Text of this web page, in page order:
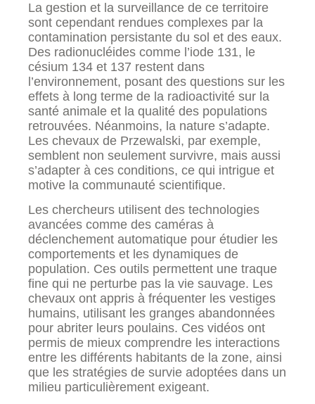
La gestion et la surveillance de ce territoire
sont cependant rendues complexes par la
contamination persistante du sol et des eaux.
Des radionucléides comme l’iode 131, le
césium 134 et 137 restent dans
l’environnement, posant des questions sur les
effets à long terme de la radioactivité sur la
santé animale et la qualité des populations
retrouvées. Néanmoins, la nature s’adapte.
Les chevaux de Przewalski, par exemple,
semblent non seulement survivre, mais aussi
s’adapter à ces conditions, ce qui intrigue et
motive la communauté scientifique.
Les chercheurs utilisent des technologies
avancées comme des caméras à
déclenchement automatique pour étudier les
comportements et les dynamiques de
population. Ces outils permettent une traque
fine qui ne perturbe pas la vie sauvage. Les
chevaux ont appris à fréquenter les vestiges
humains, utilisant les granges abandonnées
pour abriter leurs poulains. Ces vidéos ont
permis de mieux comprendre les interactions
entre les différents habitants de la zone, ainsi
que les stratégies de survie adoptées dans un
milieu particulièrement exigeant.